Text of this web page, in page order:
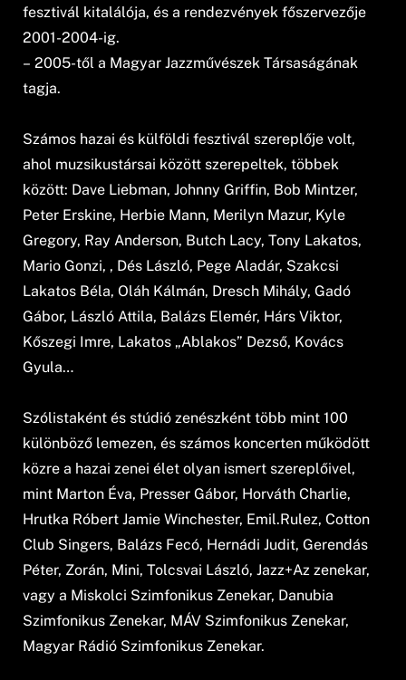
fesztivál kitalálója, és a rendezvények főszervezője
2001-2004-ig.
– 2005-től a Magyar Jazzművészek Társaságának
tagja.
Számos hazai és külföldi fesztivál szereplője volt,
ahol muzsikustársai között szerepeltek, többek
között: Dave Liebman, Johnny Griffin, Bob Mintzer,
Peter Erskine, Herbie Mann, Merilyn Mazur, Kyle
Gregory, Ray Anderson, Butch Lacy, Tony Lakatos,
Mario Gonzi, , Dés László, Pege Aladár, Szakcsi
Lakatos Béla, Oláh Kálmán, Dresch Mihály, Gadó
Gábor, László Attila, Balázs Elemér, Hárs Viktor,
Kőszegi Imre, Lakatos „Ablakos” Dezső, Kovács
Gyula…
Szólistaként és stúdió zenészként több mint 100
különböző lemezen, és számos koncerten működött
közre a hazai zenei élet olyan ismert szereplőivel,
mint Marton Éva, Presser Gábor, Horváth Charlie,
Hrutka Róbert Jamie Winchester, Emil.Rulez, Cotton
Club Singers, Balázs Fecó, Hernádi Judit, Gerendás
Péter, Zorán, Mini, Tolcsvai László, Jazz+Az zenekar,
vagy a Miskolci Szimfonikus Zenekar, Danubia
Szimfonikus Zenekar, MÁV Szimfonikus Zenekar,
Magyar Rádió Szimfonikus Zenekar.